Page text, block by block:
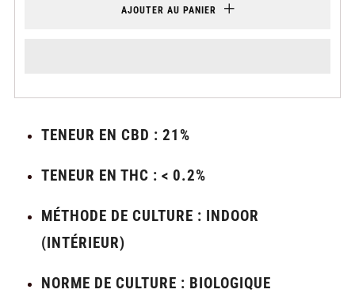
AJOUTER AU PANIER
TENEUR EN CBD : 21%
TENEUR EN THC : < 0.2%
MÉTHODE DE CULTURE : INDOOR
(INTÉRIEUR)
NORME DE CULTURE : BIOLOGIQUE